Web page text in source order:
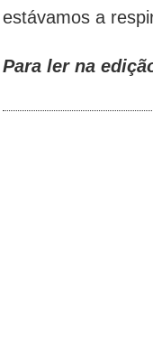
estávamos a
Para ler na